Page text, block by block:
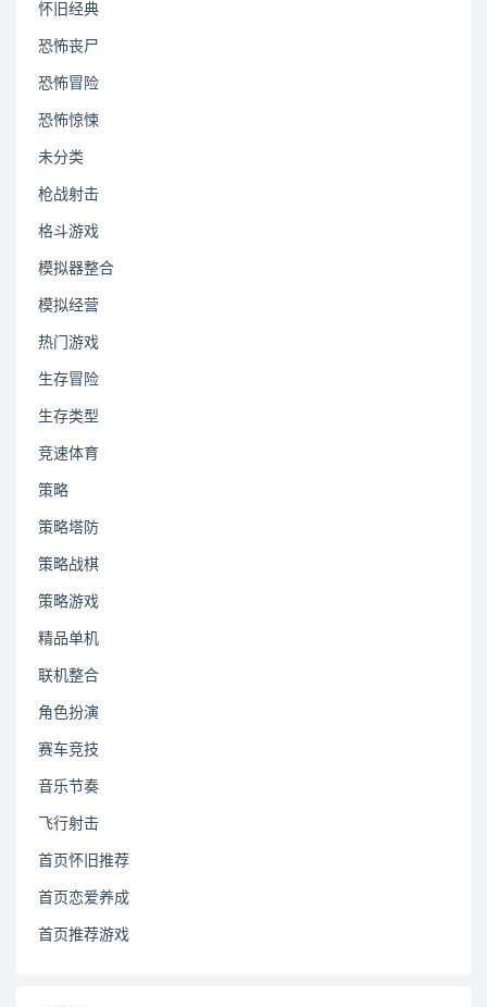
怀旧经典
恐怖丧尸
恐怖冒险
恐怖惊悚
未分类
枪战射击
格斗游戏
模拟器整合
模拟经营
热门游戏
生存冒险
生存类型
竞速体育
策略
策略塔防
策略战棋
策略游戏
精品单机
联机整合
角色扮演
赛车竞技
音乐节奏
飞行射击
首页怀旧推荐
首页恋爱养成
首页推荐游戏